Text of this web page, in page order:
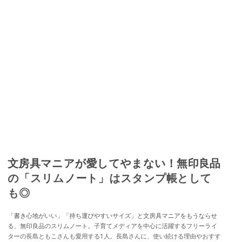
文房具マニアが愛してやまない！無印良品
の「スリムノート」はスタンプ帳として
も◎
「書き心地がいい」「持ち運びやすいサイズ」と文房具マニアをもうならせ
る、無印良品のスリムノート。子育てメディアを中心に活躍するフリーライ
ターの長島ともこさんも愛用する1人。長島さんに、使い続ける理由やおすす